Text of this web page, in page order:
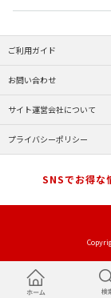
ご利用ガイド
お問い合わせ
サイト運営会社について
プライバシーポリシー
SNSでお得な